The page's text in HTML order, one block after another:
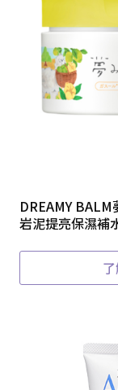
DREAMY
岩泥提亮保濕補